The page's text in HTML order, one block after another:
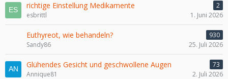
richtige Einstellung Medikamente
2
esbrittl
1. Juni 2026
Euthyreot, wie behandeln?
930
Sandy86
25. Juli 2026
Glühendes Gesicht und geschwollene Augen
73
Annique81
2. Juli 2026